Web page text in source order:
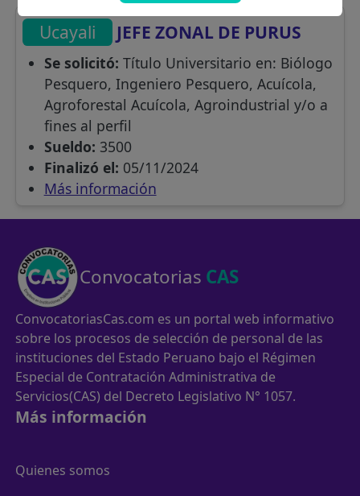
Ucayali JEFE ZONAL DE PURUS
Se solicitó: Título Universitario en: Biólogo
Pesquero, Ingeniero Pesquero, Acuícola,
Agroforestal Acuícola, Agroindustrial y/o a
fines al perfil
Sueldo: 3500
Finalizó el: 05/11/2024
Más información
Convocatorias CAS
ConvocatoriasCas.com es un portal web informativo
sobre los procesos de selección de personal de las
instituciones del Estado Peruano bajo el Régimen
Especial de Contratación Administrativa de
Servicios(CAS) del Decreto Legislativo N° 1057.
Más información
Quienes somos